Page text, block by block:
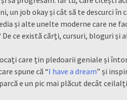
un job okay și cât să te descurci
și alte unelte moderne care ne
ce există cărți, cursuri, bloguri și
care țin pledoarii geniale și
spune că “I have a dream” și
e un pic mai plăcut decât